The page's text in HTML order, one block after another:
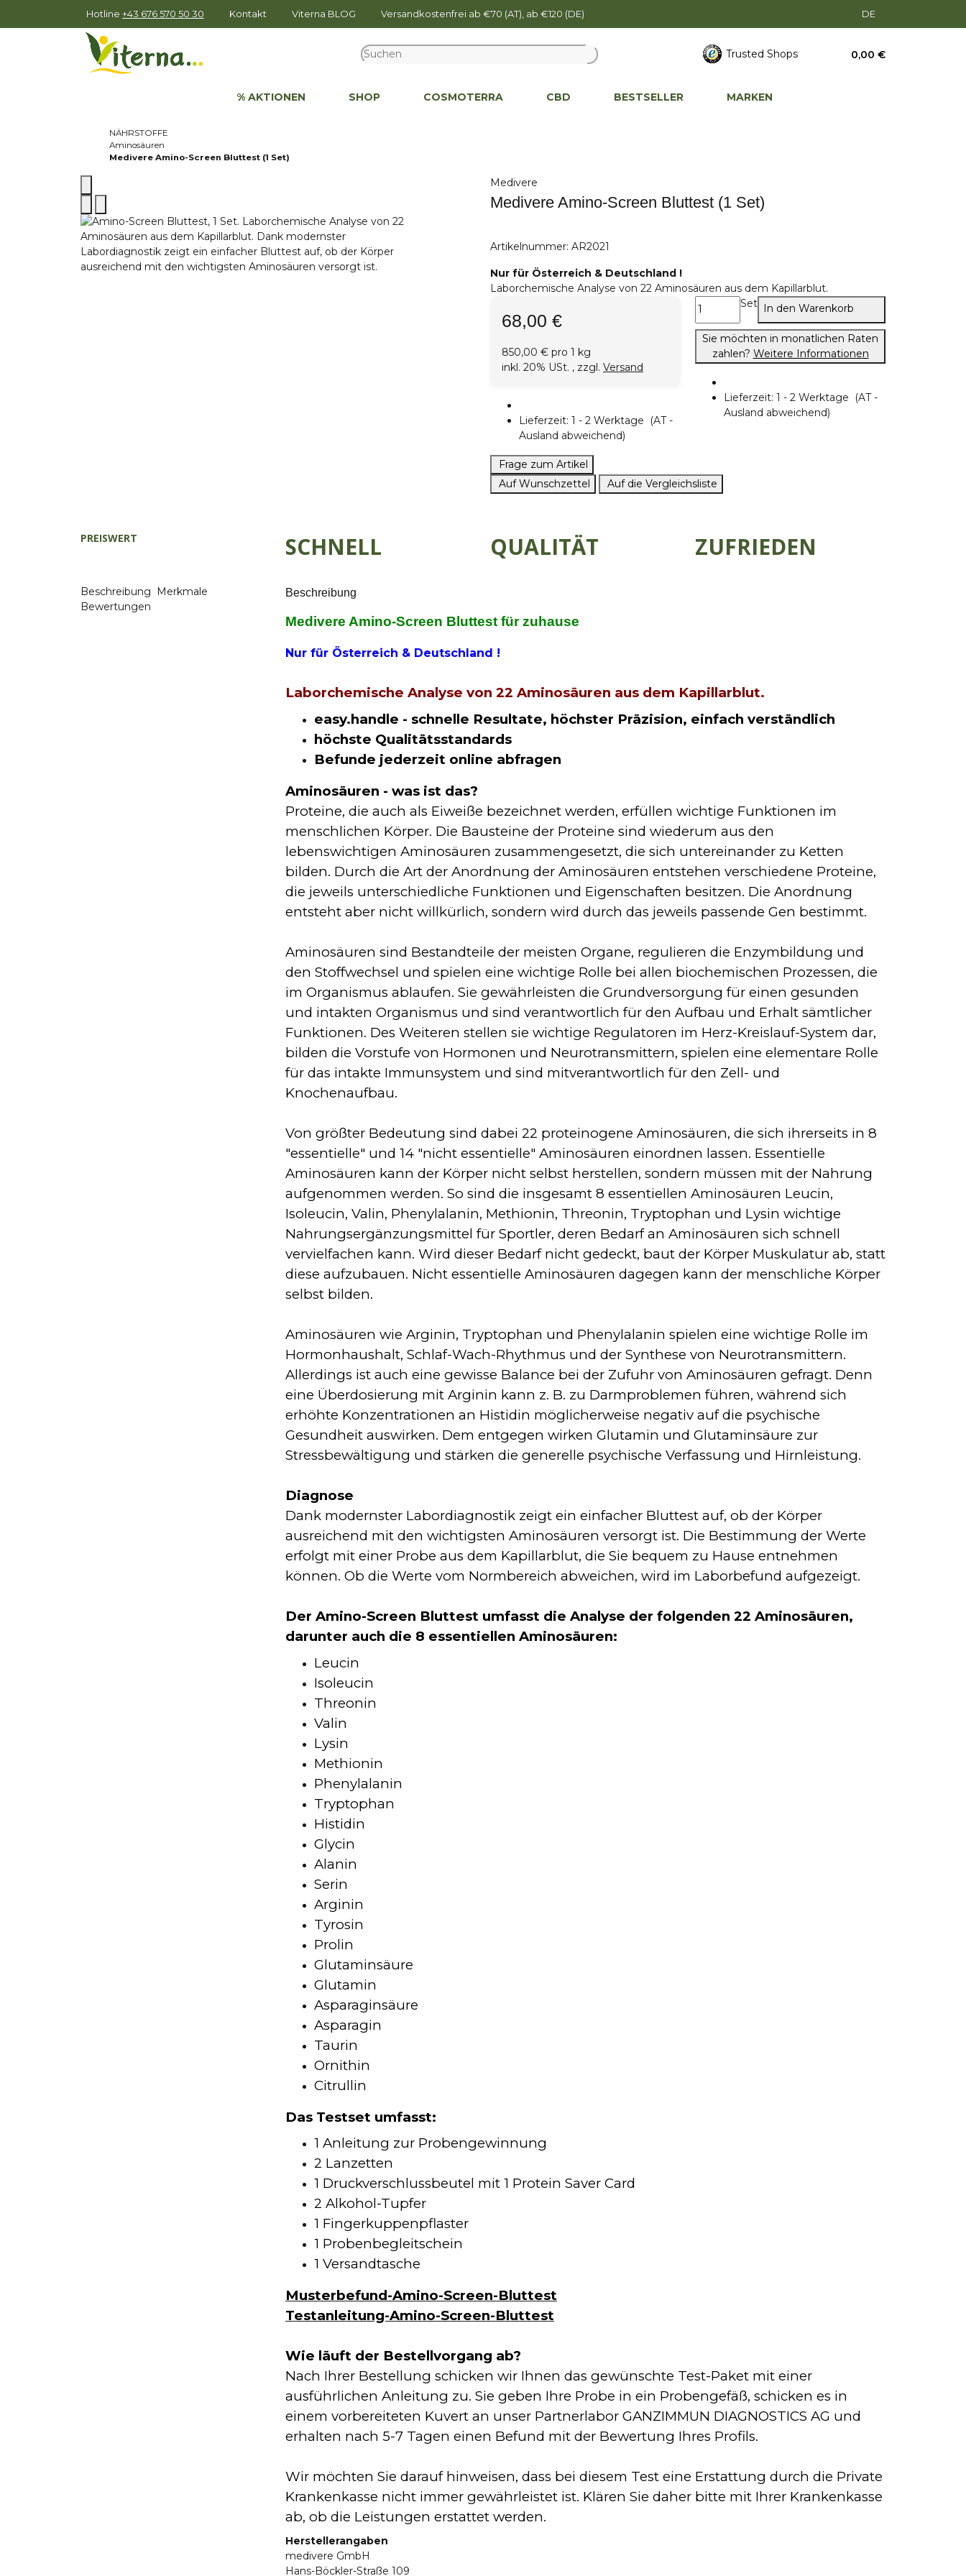
Hotline +43 676 570 50 30 Kontakt Viterna BLOG Versandkostenfrei ab €70 (AT), ab €120 (DE) DE
Trusted Shops 0,00 €
% AKTIONEN SHOP COSMOTERRA CBD BESTSELLER MARKEN
NÄHRSTOFFE
Aminosäuren
Medivere Amino-Screen Bluttest (1 Set)
Medivere
Medivere Amino-Screen Bluttest (1 Set)
Artikelnummer: AR2021
Nur für Österreich & Deutschland !
Laborchemische Analyse von 22 Aminosäuren aus dem Kapillarblut.
68,00 €
850,00 € pro 1 kg
inkl. 20% USt. , zzgl. Versand
Lieferzeit: 1 - 2 Werktage
(AT -
Ausland abweichend)
Set In den Warenkorb
Sie möchten in monatlichen Raten
zahlen? Weitere Informationen
Lieferzeit: 1 - 2 Werktage
(AT -
Ausland abweichend)
Frage zum Artikel
Auf Wunschzettel
Auf die Vergleichsliste
PREISWERT SCHNELL QUALITÄT ZUFRIEDEN
Beschreibung
Merkmale
Bewertungen
Beschreibung
Medivere Amino-Screen Bluttest für zuhause
Nur für Österreich & Deutschland !
Laborchemische Analyse von 22 Aminosäuren aus dem Kapillarblut.
easy.handle - schnelle Resultate, höchster Präzision, einfach verständlich
höchste Qualitätsstandards
Befunde jederzeit online abfragen
Aminosäuren - was ist das?
Proteine, die auch als Eiweiße bezeichnet werden, erfüllen wichtige Funktionen im
menschlichen Körper. Die Bausteine der Proteine sind wiederum aus den
lebenswichtigen Aminosäuren zusammengesetzt, die sich untereinander zu Ketten
bilden. Durch die Art der Anordnung der Aminosäuren entstehen verschiedene Proteine,
die jeweils unterschiedliche Funktionen und Eigenschaften besitzen. Die Anordnung
entsteht aber nicht willkürlich, sondern wird durch das jeweils passende Gen bestimmt.
Aminosäuren sind Bestandteile der meisten Organe, regulieren die Enzymbildung und
den Stoffwechsel und spielen eine wichtige Rolle bei allen biochemischen Prozessen, die
im Organismus ablaufen. Sie gewährleisten die Grundversorgung für einen gesunden
und intakten Organismus und sind verantwortlich für den Aufbau und Erhalt sämtlicher
Funktionen. Des Weiteren stellen sie wichtige Regulatoren im Herz-Kreislauf-System dar,
bilden die Vorstufe von Hormonen und Neurotransmittern, spielen eine elementare Rolle
für das intakte Immunsystem und sind mitverantwortlich für den Zell- und
Knochenaufbau.
Von größter Bedeutung sind dabei 22 proteinogene Aminosäuren, die sich ihrerseits in 8
"essentielle" und 14 "nicht essentielle" Aminosäuren einordnen lassen. Essentielle
Aminosäuren kann der Körper nicht selbst herstellen, sondern müssen mit der Nahrung
aufgenommen werden. So sind die insgesamt 8 essentiellen Aminosäuren Leucin,
Isoleucin, Valin, Phenylalanin, Methionin, Threonin, Tryptophan und Lysin wichtige
Nahrungsergänzungsmittel für Sportler, deren Bedarf an Aminosäuren sich schnell
vervielfachen kann. Wird dieser Bedarf nicht gedeckt, baut der Körper Muskulatur ab, statt
diese aufzubauen. Nicht essentielle Aminosäuren dagegen kann der menschliche Körper
selbst bilden.
Aminosäuren wie Arginin, Tryptophan und Phenylalanin spielen eine wichtige Rolle im
Hormonhaushalt, Schlaf-Wach-Rhythmus und der Synthese von Neurotransmittern.
Allerdings ist auch eine gewisse Balance bei der Zufuhr von Aminosäuren gefragt. Denn
eine Überdosierung mit Arginin kann z. B. zu Darmproblemen führen, während sich
erhöhte Konzentrationen an Histidin möglicherweise negativ auf die psychische
Gesundheit auswirken. Dem entgegen wirken Glutamin und Glutaminsäure zur
Stressbewältigung und stärken die generelle psychische Verfassung und Hirnleistung.
Diagnose
Dank modernster Labordiagnostik zeigt ein einfacher Bluttest auf, ob der Körper
ausreichend mit den wichtigsten Aminosäuren versorgt ist. Die Bestimmung der Werte
erfolgt mit einer Probe aus dem Kapillarblut, die Sie bequem zu Hause entnehmen
können. Ob die Werte vom Normbereich abweichen, wird im Laborbefund aufgezeigt.
Der Amino-Screen Bluttest umfasst die Analyse der folgenden 22 Aminosäuren,
darunter auch die 8 essentiellen Aminosäuren:
Leucin
Isoleucin
Threonin
Valin
Lysin
Methionin
Phenylalanin
Tryptophan
Histidin
Glycin
Alanin
Serin
Arginin
Tyrosin
Prolin
Glutaminsäure
Glutamin
Asparaginsäure
Asparagin
Taurin
Ornithin
Citrullin
Das Testset umfasst:
1 Anleitung zur Probengewinnung
2 Lanzetten
1 Druckverschlussbeutel mit 1 Protein Saver Card
2 Alkohol-Tupfer
1 Fingerkuppenpflaster
1 Probenbegleitschein
1 Versandtasche
Musterbefund-Amino-Screen-Bluttest
Testanleitung-Amino-Screen-Bluttest
Wie läuft der Bestellvorgang ab?
Nach Ihrer Bestellung schicken wir Ihnen das gewünschte Test-Paket mit einer
ausführlichen Anleitung zu. Sie geben Ihre Probe in ein Probengefäß, schicken es in
einem vorbereiteten Kuvert an unser Partnerlabor GANZIMMUN DIAGNOSTICS AG und
erhalten nach 5-7 Tagen einen Befund mit der Bewertung Ihres Profils.
Wir möchten Sie darauf hinweisen, dass bei diesem Test eine Erstattung durch die Private
Krankenkasse nicht immer gewährleistet ist. Klären Sie daher bitte mit Ihrer Krankenkasse
ab, ob die Leistungen erstattet werden.
Herstellerangaben
medivere GmbH
Hans-Böckler-Straße 109